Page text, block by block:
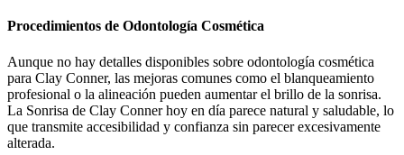
Procedimientos de Odontología Cosmética
Aunque no hay detalles disponibles sobre odontología cosmética
para Clay Conner, las mejoras comunes como el blanqueamiento
profesional o la alineación pueden aumentar el brillo de la sonrisa.
La Sonrisa de Clay Conner hoy en día parece natural y saludable, lo
que transmite accesibilidad y confianza sin parecer excesivamente
alterada.